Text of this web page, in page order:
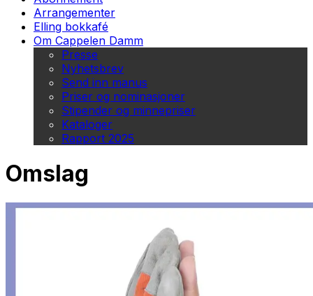
Arrangementer
Elling bokkafé
Om Cappelen Damm
Presse
Nyhetsbrev
Send inn manus
Priser og nominasjoner
Stipender og minnepriser
Kataloger
Rapport 2025
Omslag